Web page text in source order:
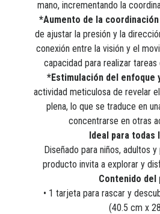
mano, incrementando la
*Aumento de la
de ajustar la presión y la
conexión entre la visión y el
capacidad para realizar
*Estimulación del enfoque
actividad meticulosa de revelar
plena, lo que se traduce en
concentrarse en otras
Ideal para todas
Diseñado para niños, adultos
producto invita a explorar y
Contenido del
• 1 tarjeta para rascar y
(40.5 cm x